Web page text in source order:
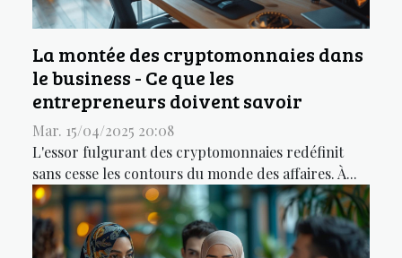
La montée des cryptomonnaies dans
le business - Ce que les
entrepreneurs doivent savoir
Mar. 15/04/2025 20:08
L'essor fulgurant des cryptomonnaies redéfinit
sans cesse les contours du monde des affaires. À...